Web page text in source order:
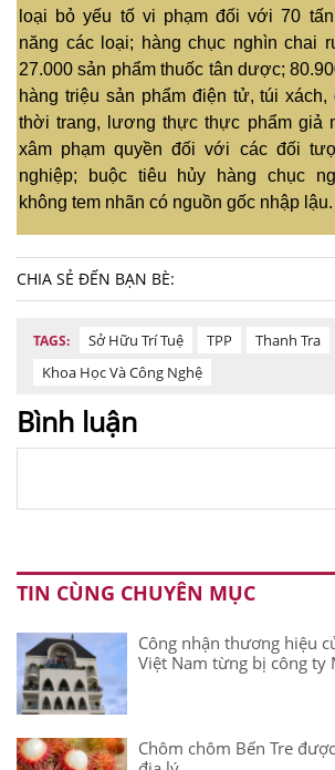
loại bỏ yếu tố vi phạm đối với 70
năng các loại; hàng chục nghìn chai
27.000 sản phẩm thuốc tân dược;
hàng triệu sản phẩm điện tử, túi
thời trang, lương thực thực phẩm giả
xâm phạm quyền đối với các đối
nghiệp; buộc tiêu hủy hàng chục
không tem nhãn có nguồn gốc nhập lậu.
CHIA SẺ ĐẾN BẠN BÈ:
TAGS: Sở Hữu Trí Tuệ TPP Thanh Tra
Khoa Học Và Công Nghệ
Bình luận
TIN CÙNG CHUYÊN MỤC
Công nhận thương hiệu
Việt Nam từng bị công ty
Chôm chôm Bến Tre